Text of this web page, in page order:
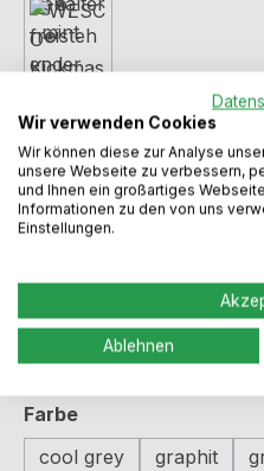
Regulärer Preis:
188,99 €
Preise inkl. MwSt. zzgl.
Sofort verfügbar,
Farbeauswählen
cool grey
graphit
Wir verwenden Cookies
Wir können diese zur Analyse
unsere Webseite zu verbessern,
und Ihnen ein großartiges
Informationen zu den von uns
Einstellungen.
Ablehnen